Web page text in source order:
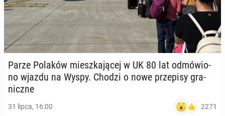
Parze Polaków miesz­ka­ją­cej w UK 80 lat od­mó­wio­
no wjazdu na Wyspy. Chodzi o nowe prze­pi­sy gra­
nicz­ne
31 lipca, 16:00 2271